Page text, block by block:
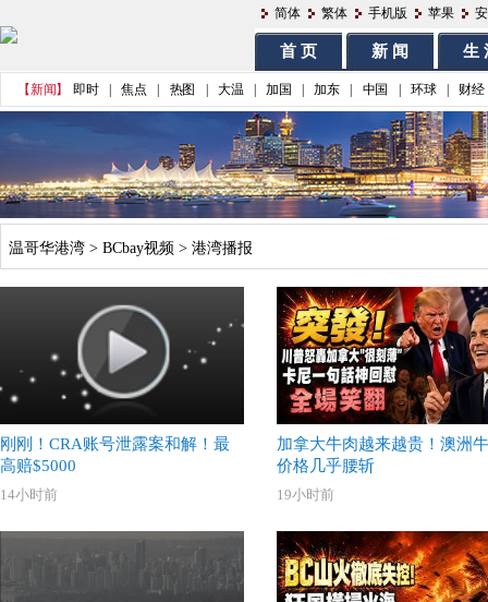
简体 繁体 手机版 苹果
首 页 新 闻 生
【新闻】 即时 焦点 热图 大温 加国 加东 中国 环球 财经
温哥华港湾 > BCbay视频 > 港湾播报
刚刚！CRA账号泄露案和解！最
高赔$5000
14小时前
加拿大牛肉越来越贵！澳洲
价格几乎腰斩
19小时前